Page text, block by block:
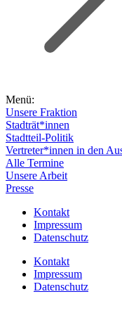
Menü:
Unsere Fraktion
Stadträt*innen
Stadtteil-Politik
Vertreter*innen in den
Alle Termine
Unsere Arbeit
Presse
Kontakt
Impressum
Datenschutz
Kontakt
Impressum
Datenschutz